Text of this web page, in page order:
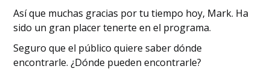
Así que muchas gracias por tu tiempo hoy, Mark. Ha
sido un gran placer tenerte en el programa.
Seguro que el público quiere saber dónde
encontrarle. ¿Dónde pueden encontrarle?